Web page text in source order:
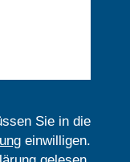
Sie in die
einwilligen.